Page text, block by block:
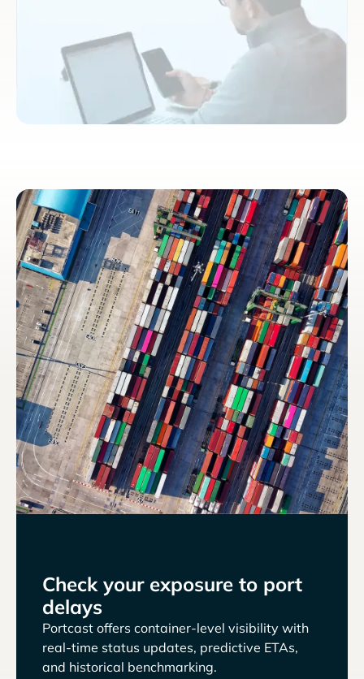
Check your exposure to port
delays
Portcast offers container-level visibility with
real-time status updates, predictive ETAs,
and historical benchmarking.